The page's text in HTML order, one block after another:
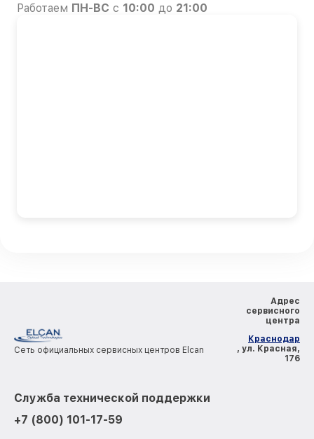
Работаем ПН-ВС с 10:00 до 21:00
Сеть официальных сервисных центров Elcan
Адрес
сервисного
центра
Краснодар
, ул. Красная,
176
Служба технической поддержки
+7 (800) 101-17-59